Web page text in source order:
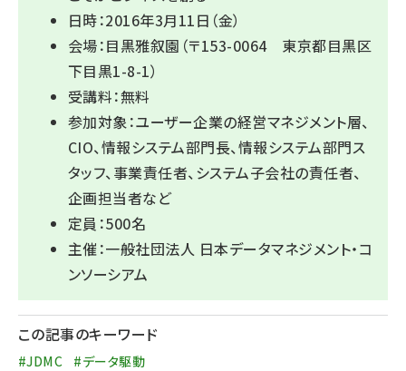
日時：2016年3月11日（金）
会場：目黒雅叙園（〒153-0064 東京都目黒区
下目黒1-8-1）
受講料：無料
参加対象：ユーザー企業の経営マネジメント層、
CIO、情報システム部門長、情報システム部門ス
タッフ、事業責任者、システム子会社の責任者、
企画担当者など
定員：500名
主催：一般社団法人 日本データマネジメント・コ
ンソーシアム
この記事のキーワード
#JDMC #データ駆動